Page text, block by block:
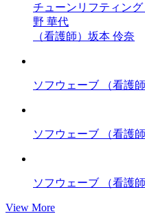
チューンリフティン
野 華代
（看護師）坂本 伶奈
ソフウェーブ （看護
ソフウェーブ （看護
ソフウェーブ （看護
View More